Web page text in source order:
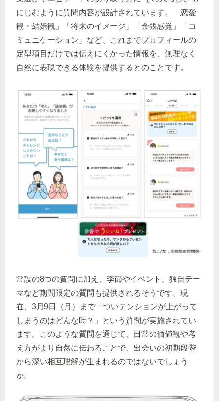
にじむように質問内容が設計されています。「恋愛
観・結婚観」「将来のイメージ」「金銭感覚」「コ
ミュニケーション」など、これまでプロフィールの
定型項目だけでは伝えにくかった情報を、無理なく
自然に表現できる体験を提供するとのことです。
常設の8つの質問に加え、季節やイベント、独自テー
マなど期間限定の質問も提供されるそうです。現
在、3月9日（月）まで「ついテンションが上がって
しまうのはどんな時？」という質問が実施されてい
ます。このような質問を通じて、日常の価値観や考
え方がより自然に伝わることで、出会いの初期段階
から深い相互理解が生まれるのではないでしょう
か。